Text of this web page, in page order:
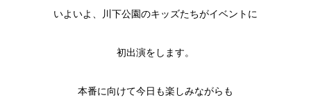
いよいよ、川下公園のキッズたちがイベントに
初出演をします。
本番に向けて今日も楽しみながらも